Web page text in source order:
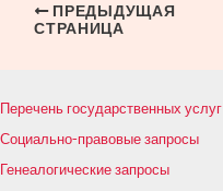
Навигация
ПРЕДЫДУЩАЯ
СТРАНИЦА
Перечень государственных услуг
Социально-правовые запросы
Генеалогические запросы